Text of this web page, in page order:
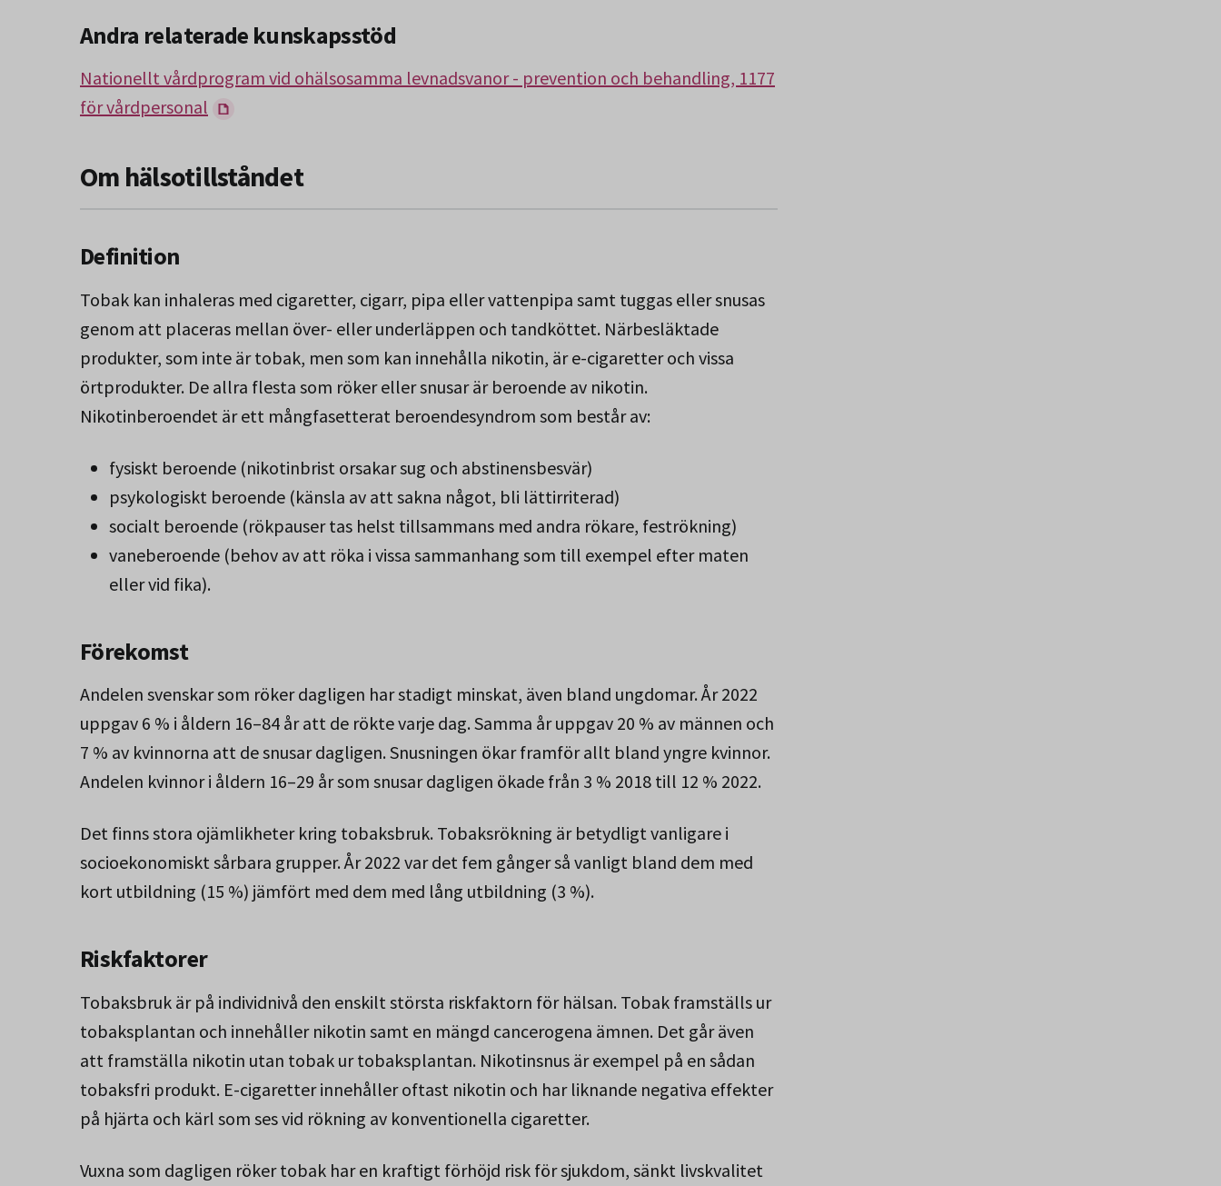
Andra relaterade kunskapsstöd
Nationellt vårdprogram vid ohälsosamma levnadsvanor - prevention och behandling, 1177
för vårdpersonal
Om hälsotillståndet
Definition
Tobak kan inhaleras med cigaretter, cigarr, pipa eller vattenpipa samt tuggas eller snusas
genom att placeras mellan över- eller underläppen och tandköttet. Närbesläktade
produkter, som inte är tobak, men som kan innehålla nikotin, är e-cigaretter och vissa
örtprodukter. De allra flesta som röker eller snusar är beroende av nikotin.
Nikotinberoendet är ett mångfasetterat beroendesyndrom som består av:
fysiskt beroende (nikotinbrist orsakar sug och abstinensbesvär)
psykologiskt beroende (känsla av att sakna något, bli lättirriterad)
socialt beroende (rökpauser tas helst tillsammans med andra rökare, feströkning)
vaneberoende (behov av att röka i vissa sammanhang som till exempel efter maten
eller vid fika).
Förekomst
Andelen svenskar som röker dagligen har stadigt minskat, även bland ungdomar. År 2022
uppgav 6 % i åldern 16–84 år att de rökte varje dag. Samma år uppgav 20 % av männen och
7 % av kvinnorna att de snusar dagligen. Snusningen ökar framför allt bland yngre kvinnor.
Andelen kvinnor i åldern 16–29 år som snusar dagligen ökade från 3 % 2018 till 12 % 2022.
Det finns stora ojämlikheter kring tobaksbruk. Tobaksrökning är betydligt vanligare i
socioekonomiskt sårbara grupper. År 2022 var det fem gånger så vanligt bland dem med
kort utbildning (15 %) jämfört med dem med lång utbildning (3 %).
Riskfaktorer
Tobaksbruk är på individnivå den enskilt största riskfaktorn för hälsan. Tobak framställs ur
tobaksplantan och innehåller nikotin samt en mängd cancerogena ämnen. Det går även
att framställa nikotin utan tobak ur tobaksplantan. Nikotinsnus är exempel på en sådan
tobaksfri produkt. E-cigaretter innehåller oftast nikotin och har liknande negativa effekter
på hjärta och kärl som ses vid rökning av konventionella cigaretter.
Vuxna som dagligen röker tobak har en kraftigt förhöjd risk för sjukdom, sänkt livskvalitet